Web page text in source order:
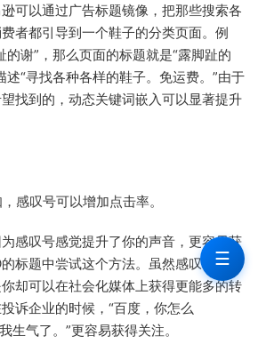
可以通过广告标题镜像，把那些搜索各
者都引导到一个鞋子的分类页面。例
的谢”，那么页面的标题就是“露脚趾的
述“寻找各种各样的鞋子。免运费。”由于
找到的，动态关键词嵌入可以显著提升
叹号可以增加点击率。
叹号感觉提升了你的声音，更容易获
标题中尝试这个方法。虽然感叹号不能
却可以在社会化媒体上获得更能多的转
诉企业的时候，“百度，你怎么
生气了。”更容易获得关注。
☰